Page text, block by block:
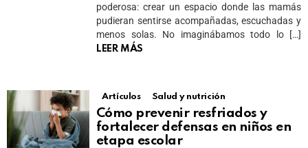
poderosa: crear un espacio donde las mamás
pudieran sentirse acompañadas, escuchadas y
menos solas. No imaginábamos todo lo […]
LEER MÁS
Artículos Salud y nutrición
Cómo prevenir resfriados y
fortalecer defensas en niños en
etapa escolar